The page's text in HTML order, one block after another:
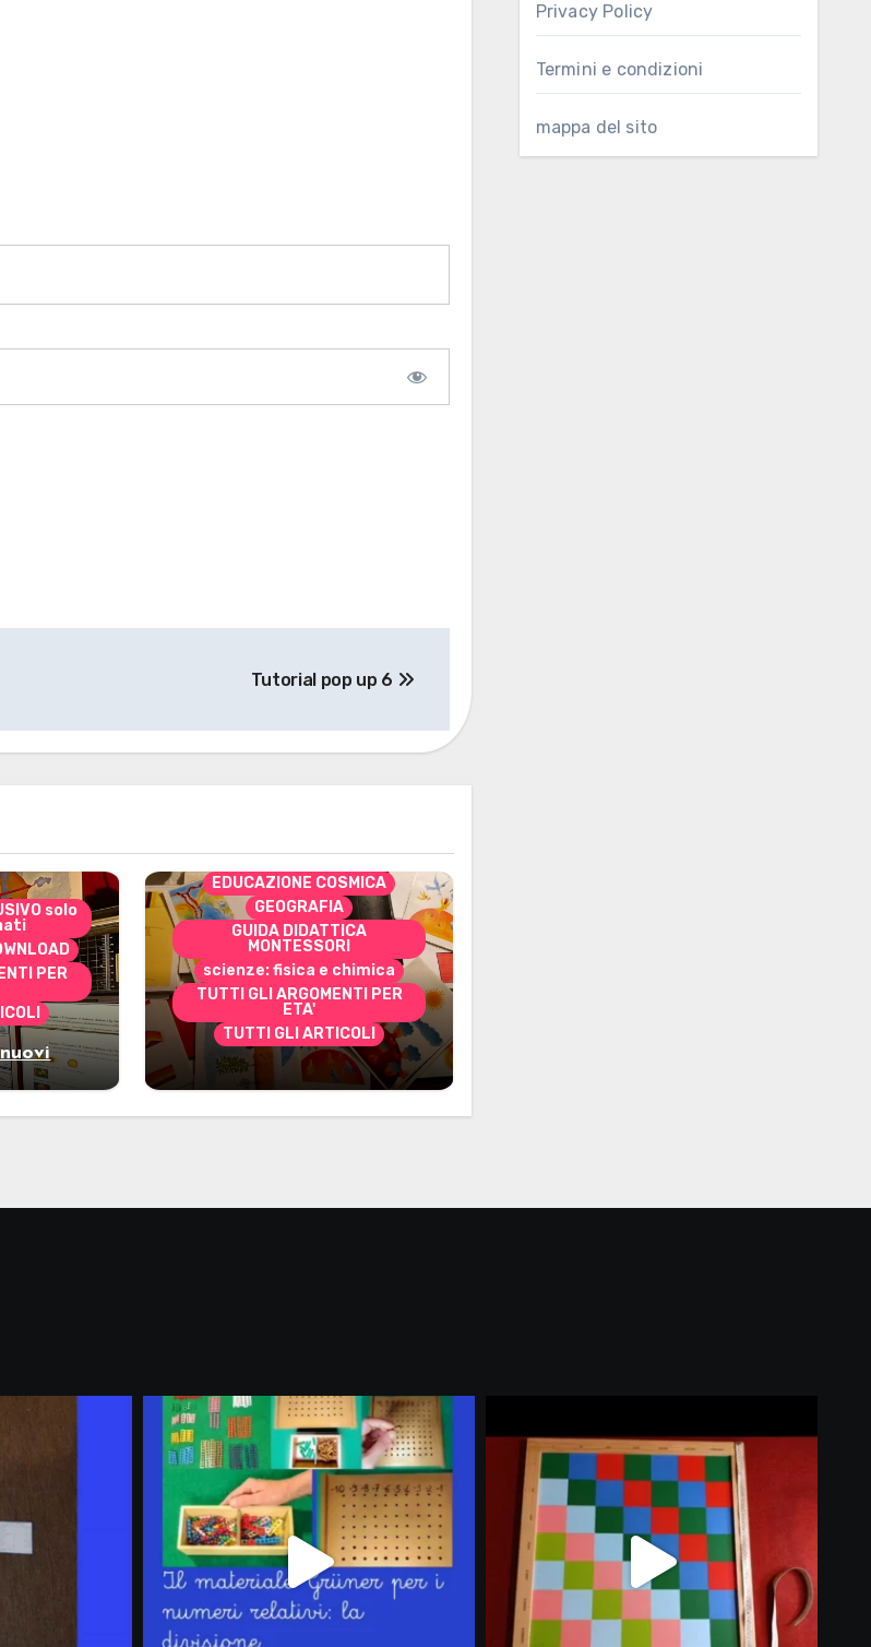
Tutorial pop up 6
solo
PER
per
CONTENUTO ESCLUSIVO solo
DOWNLOAD
EDUCAZIONE COSMICA
GEOGRAFIA
GUIDA DIDATTICA
MONTESSORI
scienze: fisica e chimica
TUTTI GLI ARGOMENTI PER
ETA'
TUTTI GLI ARTICOLI
Marzo 2026: nuovi
materiali stampabili per
gli abbonati
Privacy Policy
Termini e condizioni
mappa del sito